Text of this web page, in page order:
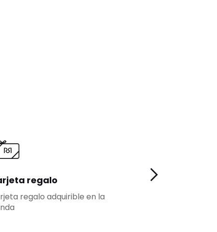
regalo
regalo adquirible en la
Fidelidad